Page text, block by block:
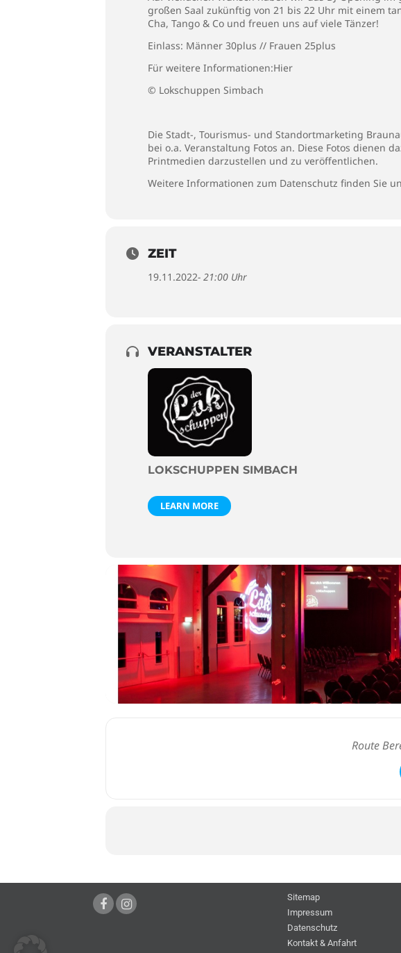
großen Saal zukünftig von 21 bis 22 Uhr mit einem
Cha, Tango & Co und freuen uns auf viele Tänzer!
Einlass: Männer 30plus // Frauen 25plus
Für weitere Informationen:Hier
© Lokschuppen Simbach
Die Stadt-, Tourismus- und Standortmarketing
bei o.a. Veranstaltung Fotos an. Diese Fotos dienen
Printmedien darzustellen und zu veröffentlichen.
Weitere Informationen zum Datenschutz finden Sie
ZEIT
19.11.2022- 21:00 Uhr
VERANSTALTER
LOKSCHUPPEN SIMBACH
LEARN MORE
Sitemap
Impressum
Datenschutz
Kontakt & Anfahrt